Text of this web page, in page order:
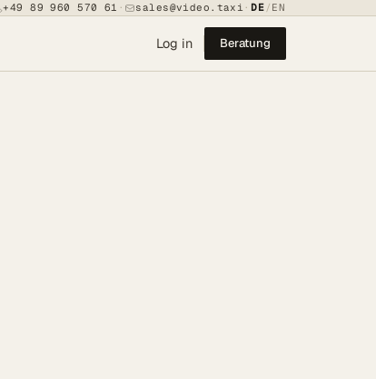
+49 89 960 570 61 · sales@video.taxi · DE / EN
Log in Beratung